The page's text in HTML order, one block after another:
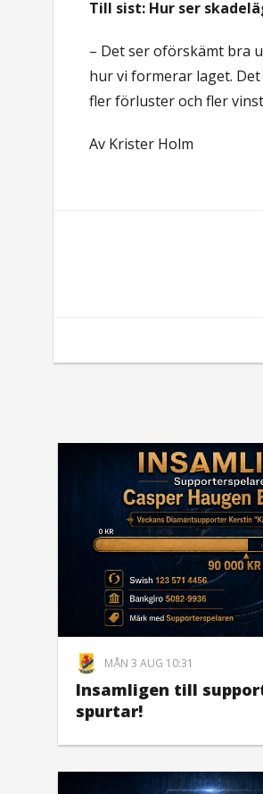
Till sist: Hur ser
– Det ser oförskämt bra
hur vi formerar laget.
fler förluster och fler
Av Krister Holm
MÅN 3 AUG 10:31
Insamligen till
spurtar!